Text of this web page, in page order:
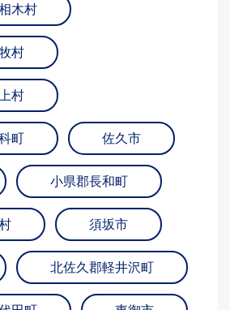
木村
村
村
町 佐久市
小県郡長和町
須坂市
北佐久郡軽井沢町